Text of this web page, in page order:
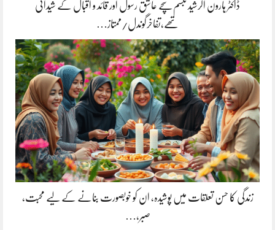
ڈاکٹر ہارون الرشید تبسم سچے عاشق رسول اور قائد و اقبال کے شیدائی
تھے،تفاخرگوندل/ممتاز…
زندگی کا حسن تعلقات میں پوشیدہ, ان کو خوبصورت بنانے کے لیے محبت،
صبر،…